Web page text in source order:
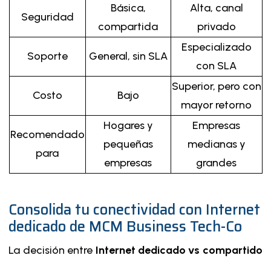
Seguridad
Básica,
compartida
Alta, canal
privado
Soporte General, sin SLA
Especializado
con SLA
Costo Bajo
Superior, pero con
mayor retorno
Recomendado
para
Hogares y
pequeñas
empresas
Empresas
medianas y
grandes
Consolida tu conectividad con Internet
dedicado de MCM Business Tech-Co
La decisión entre Internet dedicado vs compartido